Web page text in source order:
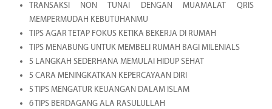
TRANSAKSI NON TUNAI DENGAN MUAMALAT QRIS
MEMPERMUDAH KEBUTUHANMU
TIPS AGAR TETAP FOKUS KETIKA BEKERJA DI RUMAH
TIPS MENABUNG UNTUK MEMBELI RUMAH BAGI MILENIALS
5 LANGKAH SEDERHANA MEMULAI HIDUP SEHAT
5 CARA MENINGKATKAN KEPERCAYAAN DIRI
5 TIPS MENGATUR KEUANGAN DALAM ISLAM
6 TIPS BERDAGANG ALA RASULULLAH